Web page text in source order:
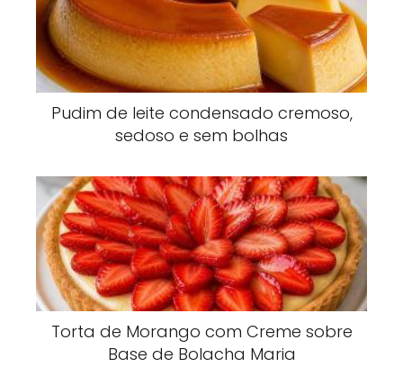
Pudim de leite condensado cremoso,
sedoso e sem bolhas
Torta de Morango com Creme sobre
Base de Bolacha Maria